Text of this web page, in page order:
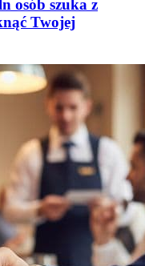
osób szuka z
Twojej